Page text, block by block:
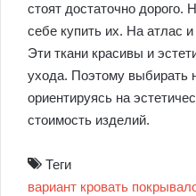
стоят достаточно
себе купить их. На атлас
Эти ткани красивы и
ухода. Поэтому выбирать
ориентируясь на
стоимость изделий.
Теги
вариант кровать